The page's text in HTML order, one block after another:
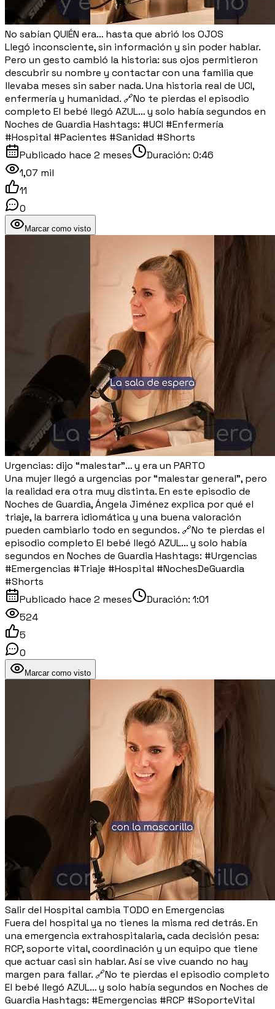
No sabían QUIÉN era… hasta que abrió los OJOS
Llegó inconsciente, sin información y sin poder hablar.
Pero un gesto cambió la historia: sus ojos permitieron
descubrir su nombre y contactar con una familia que
llevaba meses sin saber nada. Una historia real de UCI,
enfermería y humanidad. 🔗No te pierdas el episodio
completo El bebé llegó AZUL… y solo había segundos en
Noches de Guardia Hashtags: #UCI #Enfermería
#Hospital #Pacientes #Sanidad #Shorts
Publicado hace 2 meses Duración: 0:46
1,07 mil
11
0
Marcar como visto
Urgencias: dijo “malestar”… y era un PARTO
Una mujer llegó a urgencias por “malestar general”, pero
la realidad era otra muy distinta. En este episodio de
Noches de Guardia, Ángela Jiménez explica por qué el
triaje, la barrera idiomática y una buena valoración
pueden cambiarlo todo en segundos. 🔗No te pierdas el
episodio completo El bebé llegó AZUL… y solo había
segundos en Noches de Guardia Hashtags: #Urgencias
#Emergencias #Triaje #Hospital #NochesDeGuardia
#Shorts
Publicado hace 2 meses Duración: 1:01
524
5
0
Marcar como visto
Salir del Hospital cambia TODO en Emergencias
Fuera del hospital ya no tienes la misma red detrás. En
una emergencia extrahospitalaria, cada decisión pesa:
RCP, soporte vital, coordinación y un equipo que tiene
que actuar casi sin hablar. Así se vive cuando no hay
margen para fallar. 🔗No te pierdas el episodio completo
El bebé llegó AZUL… y solo había segundos en Noches de
Guardia Hashtags: #Emergencias #RCP #SoporteVital